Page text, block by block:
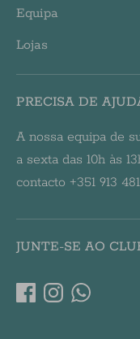
Equipa
Lojas
PRECISA DE
A nossa equipa de
a sexta das 10h às
contacto +351 913
JUNTE-SE AO